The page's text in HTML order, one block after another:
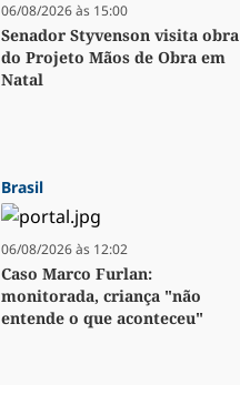
06/08/2026 às 15:00
Senador Styvenson visita obra
do Projeto Mãos de Obra em
Natal
Brasil
06/08/2026 às 12:02
Caso Marco Furlan:
monitorada, criança "não
entende o que aconteceu"